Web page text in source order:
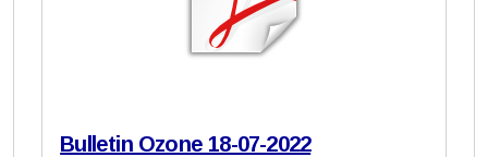
Bulletin Ozone 18-07-2022